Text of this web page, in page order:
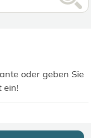
oder geben Sie
ein!